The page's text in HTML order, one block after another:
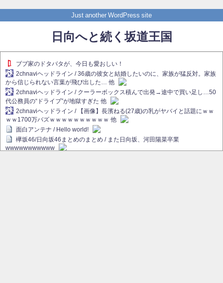
Just another WordPress site
日向へと続く坂道王国
ブブ家のドタバタが、今日も愛おしい！
2chnaviヘッドライン / 36歳の彼女と結婚したいのに、家族が猛反対。家族
から信じられない言葉が飛び出した… 他
2chnaviヘッドライン / クーラーボックス積んで出発→途中で買い足し…50
代公務員の“ドライブ”が地獄すぎた 他
2chnaviヘッドライン / 【画像】長濱ねる(27歳)の乳がヤバイと話題にｗｗ
ｗｗ1700万バズｗｗｗｗｗｗｗｗｗｗ 他
面白アンテナ / Hello world!
欅坂46/日向坂46まとめのまとめ / また日向坂、河田陽菜卒業
wwwwwwwwwww